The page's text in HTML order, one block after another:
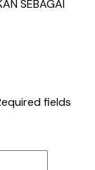
SEBAGAI
fields